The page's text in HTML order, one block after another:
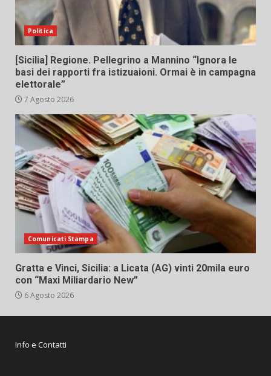
Politica
[Sicilia] Regione. Pellegrino a Mannino “Ignora le
basi dei rapporti fra istizuaioni. Ormai è in campagna
elettorale”
7 Agosto 2026
Comunicati Stampa
Gratta e Vinci, Sicilia: a Licata (AG) vinti 20mila euro
con “Maxi Miliardario New”
6 Agosto 2026
Info e Contatti